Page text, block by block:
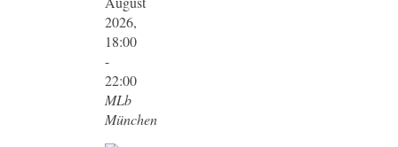
2026,
18:00
-
22:00
MLb
München